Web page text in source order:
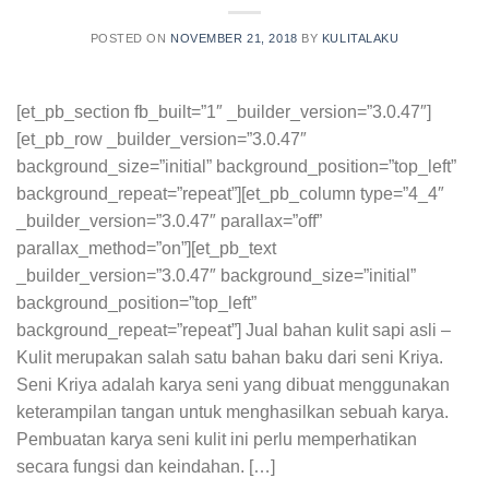
POSTED ON NOVEMBER 21, 2018 BY KULITALAKU
[et_pb_section fb_built=”1″ _builder_version=”3.0.47″]
[et_pb_row _builder_version=”3.0.47″
background_size=”initial” background_position=”top_left”
background_repeat=”repeat”][et_pb_column type=”4_4″
_builder_version=”3.0.47″ parallax=”off”
parallax_method=”on”][et_pb_text
_builder_version=”3.0.47″ background_size=”initial”
background_position=”top_left”
background_repeat=”repeat”] Jual bahan kulit sapi asli –
Kulit merupakan salah satu bahan baku dari seni Kriya.
Seni Kriya adalah karya seni yang dibuat menggunakan
keterampilan tangan untuk menghasilkan sebuah karya.
Pembuatan karya seni kulit ini perlu memperhatikan
secara fungsi dan keindahan. […]